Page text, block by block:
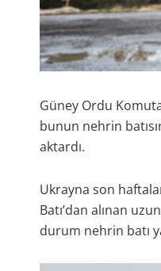
Güney Ordu
bunun nehrin
aktardı.
Ukrayna son
Batı’dan alınan
durum nehrin batı